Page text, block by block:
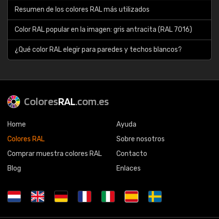
Resumen de los colores RAL más utilizados
Color RAL popular en la imagen: gris antracita (RAL 7016)
¿Qué color RAL elegir para paredes y techos blancos?
ColoresRAL.com.es
Home
Colores RAL
Comprar muestra colores RAL
Blog
Ayuda
Sobre nosotros
Contacto
Enlaces